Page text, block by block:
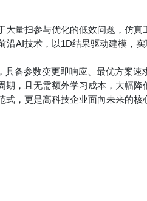
大量扫参与优化的低效问题，仿真
AI技术，以1D结果驱动建模，实
具备参数变更即响应、最优方案
，且无需额外学习成本，大幅降
式，更是高科技企业面向未来的